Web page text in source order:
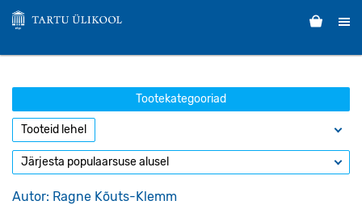
Tootekategooriad
Autor: Ragne Kõuts-Klemm